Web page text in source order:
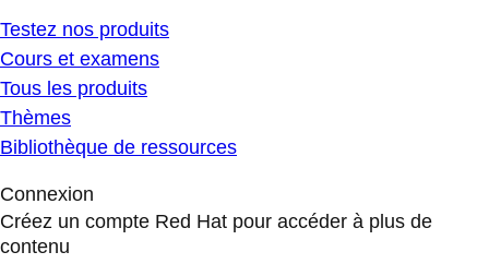
Testez nos produits
Cours et examens
Tous les produits
Thèmes
Bibliothèque de ressources
Connexion
Créez un compte Red Hat pour accéder à plus de
contenu